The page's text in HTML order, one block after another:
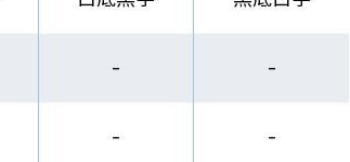
- -
- -